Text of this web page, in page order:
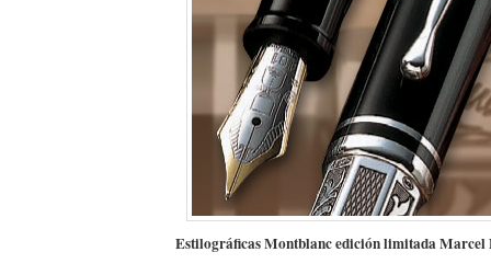
Estilográficas Montblanc edición limitada Marcel